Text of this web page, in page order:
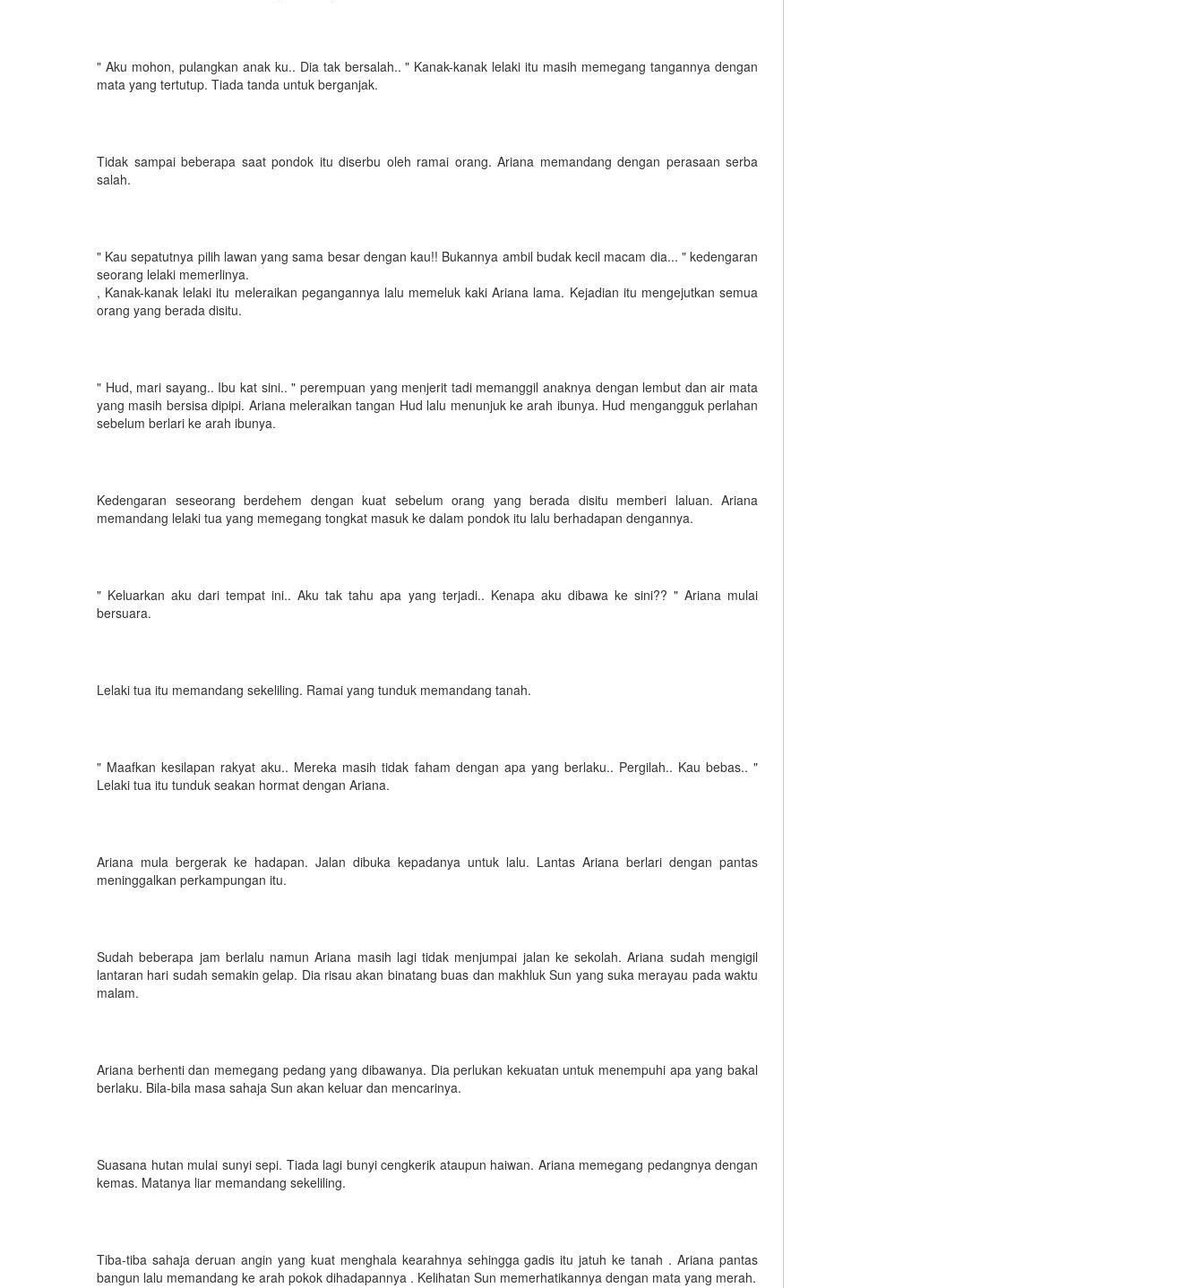
" Aku mohon, pulangkan anak ku.. Dia tak bersalah.. " Kanak-kanak lelaki itu masih memegang tangannya dengan
mata yang tertutup. Tiada tanda untuk berganjak.
Tidak sampai beberapa saat pondok itu diserbu oleh ramai orang. Ariana memandang dengan perasaan serba
salah.
" Kau sepatutnya pilih lawan yang sama besar dengan kau!! Bukannya ambil budak kecil macam dia... " kedengaran
seorang lelaki memerlinya.
, Kanak-kanak lelaki itu meleraikan pegangannya lalu memeluk kaki Ariana lama. Kejadian itu mengejutkan semua
orang yang berada disitu.
" Hud, mari sayang.. Ibu kat sini.. " perempuan yang menjerit tadi memanggil anaknya dengan lembut dan air mata
yang masih bersisa dipipi. Ariana meleraikan tangan Hud lalu menunjuk ke arah ibunya. Hud mengangguk perlahan
sebelum berlari ke arah ibunya.
Kedengaran seseorang berdehem dengan kuat sebelum orang yang berada disitu memberi laluan. Ariana
memandang lelaki tua yang memegang tongkat masuk ke dalam pondok itu lalu berhadapan dengannya.
" Keluarkan aku dari tempat ini.. Aku tak tahu apa yang terjadi.. Kenapa aku dibawa ke sini?? " Ariana mulai
bersuara.
Lelaki tua itu memandang sekeliling. Ramai yang tunduk memandang tanah.
" Maafkan kesilapan rakyat aku.. Mereka masih tidak faham dengan apa yang berlaku.. Pergilah.. Kau bebas.. "
Lelaki tua itu tunduk seakan hormat dengan Ariana.
Ariana mula bergerak ke hadapan. Jalan dibuka kepadanya untuk lalu. Lantas Ariana berlari dengan pantas
meninggalkan perkampungan itu.
Sudah beberapa jam berlalu namun Ariana masih lagi tidak menjumpai jalan ke sekolah. Ariana sudah mengigil
lantaran hari sudah semakin gelap. Dia risau akan binatang buas dan makhluk Sun yang suka merayau pada waktu
malam.
Ariana berhenti dan memegang pedang yang dibawanya. Dia perlukan kekuatan untuk menempuhi apa yang bakal
berlaku. Bila-bila masa sahaja Sun akan keluar dan mencarinya.
Suasana hutan mulai sunyi sepi. Tiada lagi bunyi cengkerik ataupun haiwan. Ariana memegang pedangnya dengan
kemas. Matanya liar memandang sekeliling.
Tiba-tiba sahaja deruan angin yang kuat menghala kearahnya sehingga gadis itu jatuh ke tanah . Ariana pantas
bangun lalu memandang ke arah pokok dihadapannya . Kelihatan Sun memerhatikannya dengan mata yang merah.